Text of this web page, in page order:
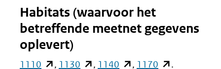
Habitats (waarvoor het
betreffende meetnet gegevens
oplevert)
1110 (opent
, 1130 (opent
, 1140 (opent
, 1170 (opent
.